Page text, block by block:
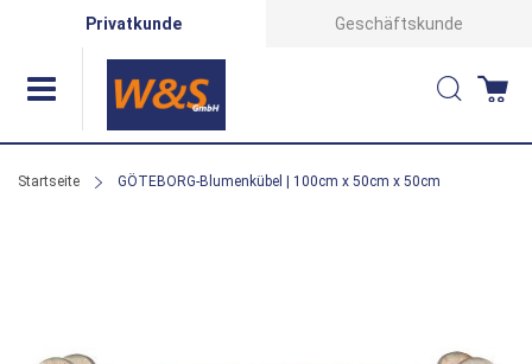
Privatkunde Geschäftskunde
Suche
Startseite GÖTEBORG-Blumenkübel | 100cm x 50cm x 50cm
Bildergalerie